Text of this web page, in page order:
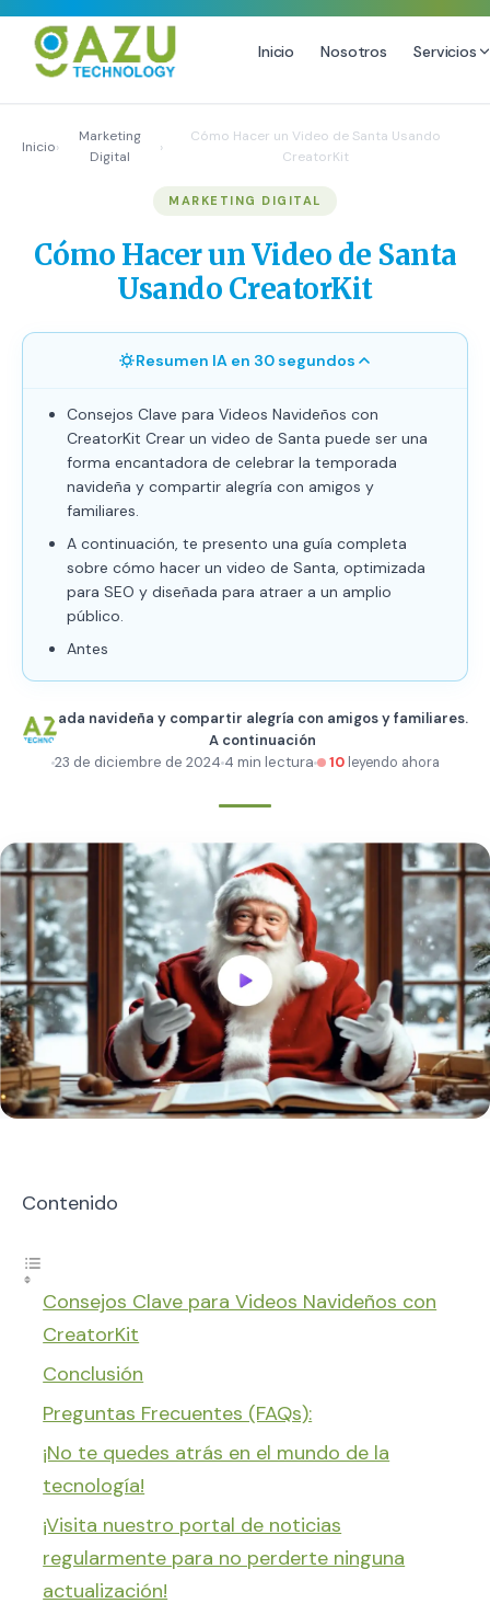
Inicio Nosotros Servicios
Email Marketing y SMS
Publicidad Digital
Growth Youtube ↗
Producción de Videos
Inicio›
Marketing
Digital
›
Cómo Hacer un Video de Santa Usando
CreatorKit
MARKETING DIGITAL
Cómo Hacer un Video de Santa
Usando CreatorKit
Resumen IA en 30 segundos
Consejos Clave para Videos Navideños con
CreatorKit Crear un video de Santa puede ser una
forma encantadora de celebrar la temporada
navideña y compartir alegría con amigos y
familiares.
A continuación, te presento una guía completa
sobre cómo hacer un video de Santa, optimizada
para SEO y diseñada para atraer a un amplio
público.
Antes
ada navideña y compartir alegría con amigos y familiares.
A continuación
23 de diciembre de 2024 4 min lectura 10 leyendo ahora
Contenido
Consejos Clave para Videos Navideños con
CreatorKit
Conclusión
Preguntas Frecuentes (FAQs):
¡No te quedes atrás en el mundo de la
tecnología!
¡Visita nuestro portal de noticias
regularmente para no perderte ninguna
actualización!